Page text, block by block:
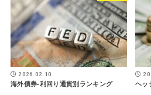
2026.02.10
海外債券-利回り通貨別ランキング ヘッ